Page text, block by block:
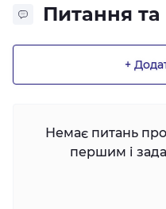
Питання та
+
Немає питань
першим і